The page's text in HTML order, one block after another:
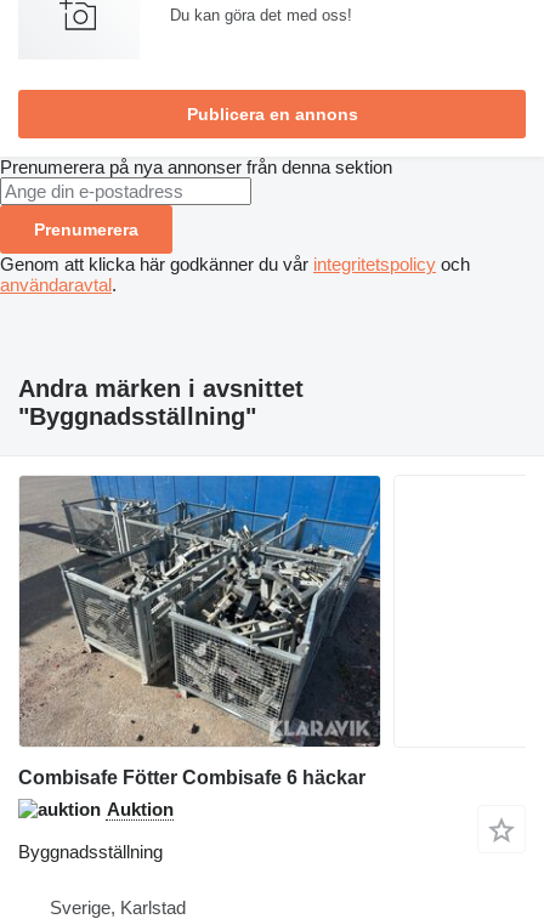
Du kan göra det med oss!
Publicera en annons
Prenumerera på nya annonser från denna sektion
Prenumerera
Genom att klicka här godkänner du vår integritetspolicy och
användaravtal.
Andra märken i avsnittet
"Byggnadsställning"
Combisafe Fötter Combisafe 6 häckar
Auktion
Byggnadsställning
Sverige, Karlstad